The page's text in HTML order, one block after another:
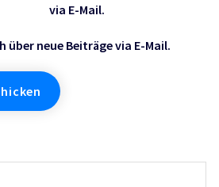
via E-Mail.
über neue Beiträge via E-Mail.